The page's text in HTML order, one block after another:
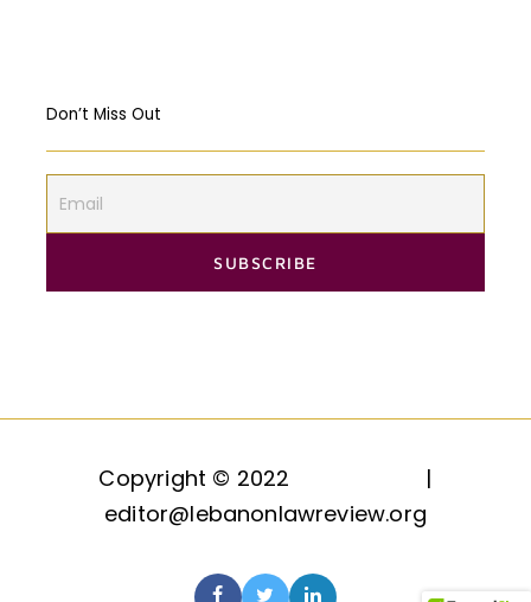
Don’t Miss Out
Copyright © 2022
|
editor@lebanonlawreview.org